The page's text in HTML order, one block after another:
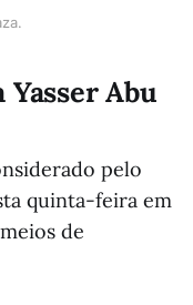
Abu
pelo
quinta-feira em
de